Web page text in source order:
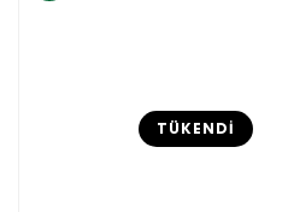
TÜKENDİ